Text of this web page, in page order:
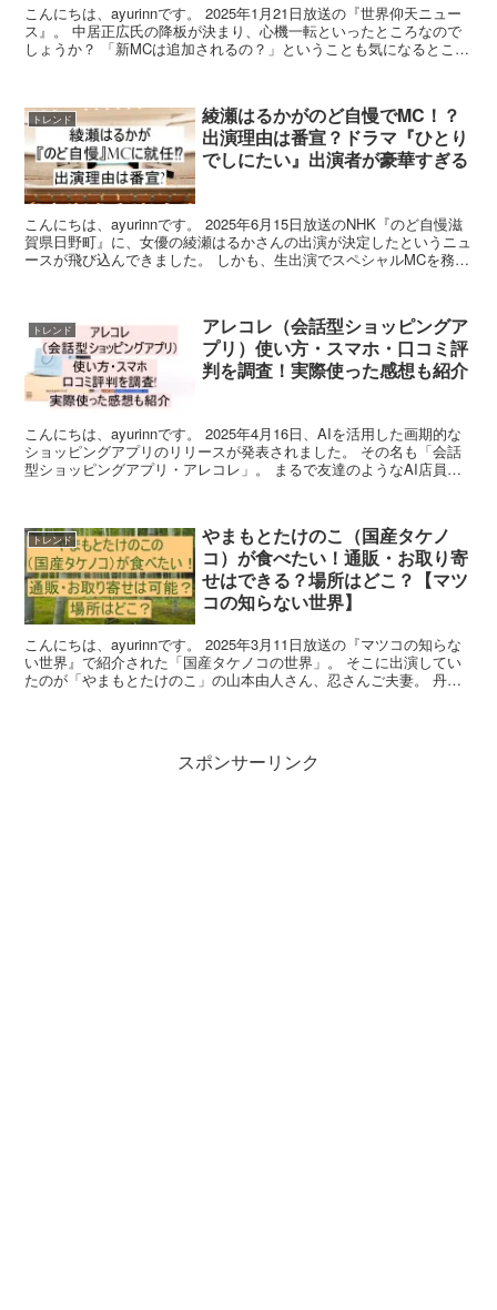
こんにちは、ayurinnです。 2025年1月21日放送の『世界仰天ニュー
ス』。 中居正広氏の降板が決まり、心機一転といったところなので
しょうか？ 「新MCは追加されるの？」ということも気になるところ
トレンド
綾瀬はるかがのど自慢でMC！？
出演理由は番宣？ドラマ『ひとり
でしにたい』出演者が豪華すぎる
こんにちは、ayurinnです。 2025年6月15日放送のNHK『のど自慢滋
賀県日野町』に、女優の綾瀬はるかさんの出演が決定したというニュ
ースが飛び込んできました。 しかも、生出演でスペシャルMCを務め
トレンド
アレコレ（会話型ショッピングア
プリ）使い方・スマホ・口コミ評
判を調査！実際使った感想も紹介
こんにちは、ayurinnです。 2025年4月16日、AIを活用した画期的な
ショッピングアプリのリリースが発表されました。 その名も「会話
型ショッピングアプリ・アレコレ」。 まるで友達のようなAI店員が
トレンド
やまもとたけのこ（国産タケノ
コ）が食べたい！通販・お取り寄
せはできる？場所はどこ？【マツ
コの知らない世界】
こんにちは、ayurinnです。 2025年3月11日放送の『マツコの知らな
い世界』で紹介された「国産タケノコの世界」。 そこに出演してい
たのが「やまもとたけのこ」の山本由人さん、忍さんご夫妻。 丹精
スポンサーリンク